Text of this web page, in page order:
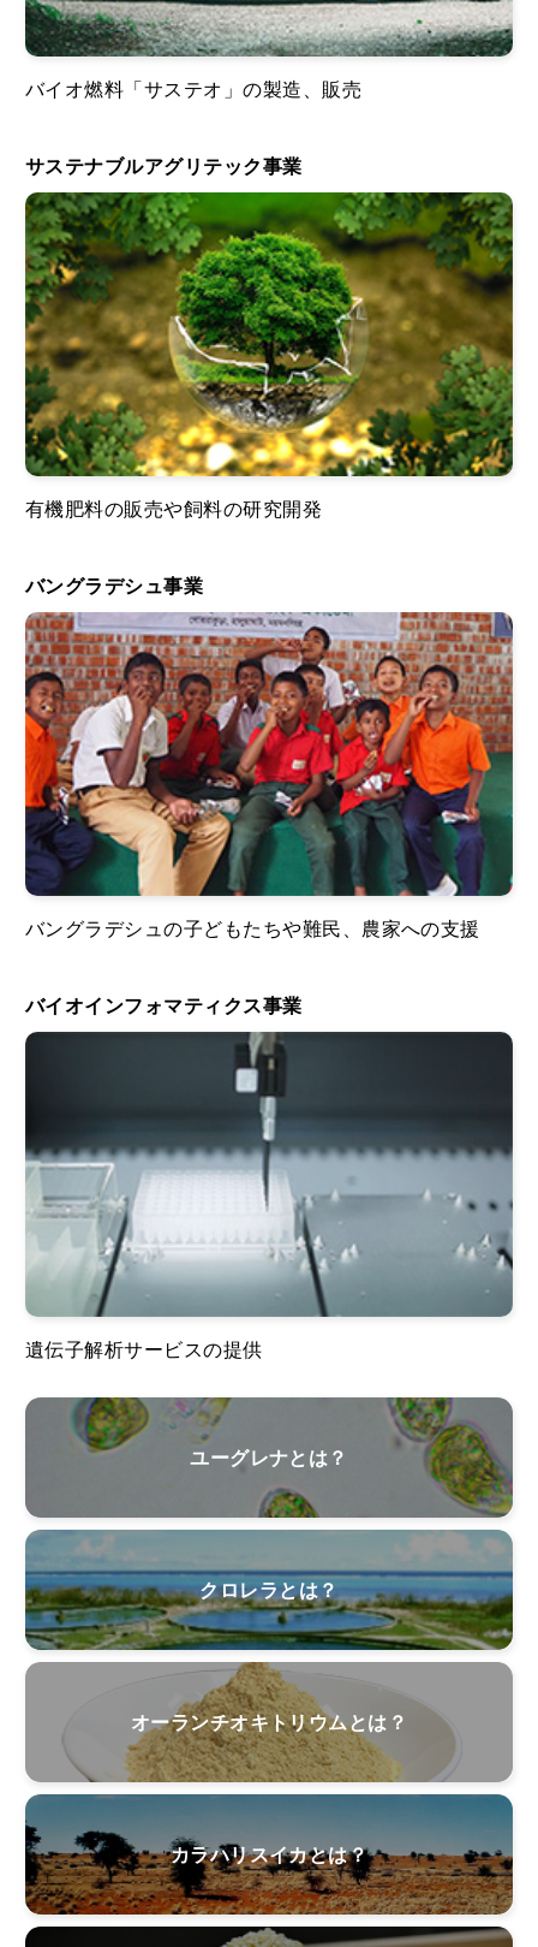
バイオ燃料「サステオ」の製造、販売
サステナブルアグリテック事業
有機肥料の販売や飼料の研究開発
バングラデシュ事業
バングラデシュの子どもたちや難民、農家への支援
バイオインフォマティクス事業
遺伝子解析サービスの提供
ユーグレナとは？
クロレラとは？
オーランチオキトリウムとは？
カラハリスイカとは？